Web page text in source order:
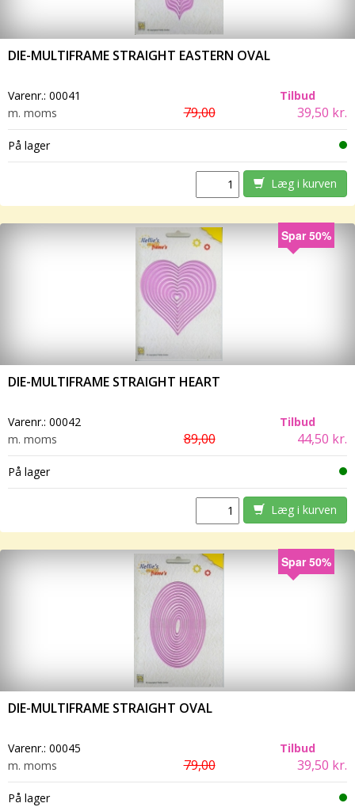
DIE-MULTIFRAME STRAIGHT EASTERN OVAL
Varenr.: 00041
Tilbud
m. moms
79,00 39,50 kr.
På lager
Læg i kurven
Spar 50%
DIE-MULTIFRAME STRAIGHT HEART
Varenr.: 00042
Tilbud
m. moms
89,00 44,50 kr.
På lager
Læg i kurven
Spar 50%
DIE-MULTIFRAME STRAIGHT OVAL
Varenr.: 00045
Tilbud
m. moms
79,00 39,50 kr.
På lager